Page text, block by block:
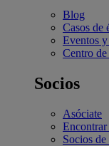
Blog
Casos de
Eventos
Centro
Socios
Asóciate
Socios